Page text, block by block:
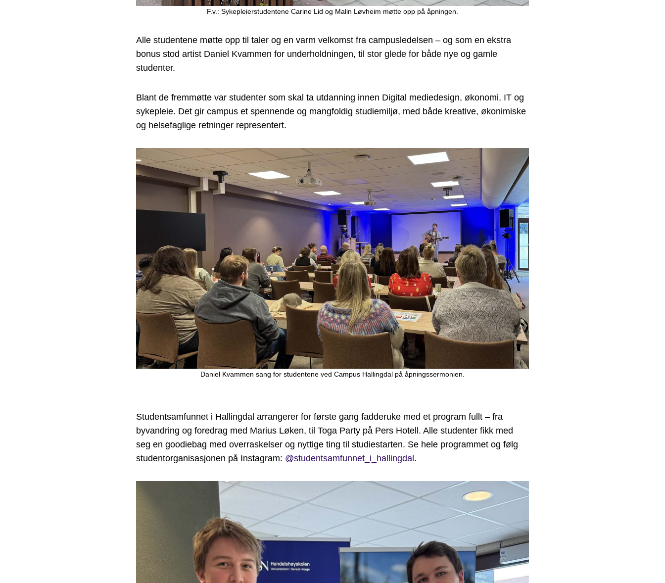
F.v.: Sykepleierstudentene Carine Lid og Malin Løvheim møtte opp på åpningen.
Alle studentene møtte opp til taler og en varm velkomst fra campusledelsen – og som en ekstra
bonus stod artist Daniel Kvammen for underholdningen, til stor glede for både nye og gamle
studenter.
Blant de fremmøtte var studenter som skal ta utdanning innen Digital mediedesign, økonomi, IT og
sykepleie. Det gir campus et spennende og mangfoldig studiemiljø, med både kreative, økonimiske
og helsefaglige retninger representert.
Daniel Kvammen sang for studentene ved Campus Hallingdal på åpningssermonien.
Studentsamfunnet i Hallingdal arrangerer for første gang fadderuke med et program fullt – fra
byvandring og foredrag med Marius Løken, til Toga Party på Pers Hotell. Alle studenter fikk med
seg en goodiebag med overraskelser og nyttige ting til studiestarten. Se hele programmet og følg
studentorganisasjonen på Instagram: @studentsamfunnet_i_hallingdal .